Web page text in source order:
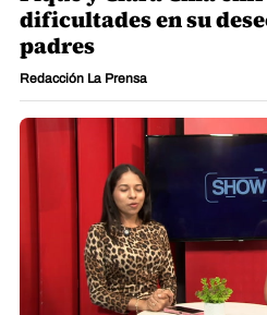
dificultades en su
padres
Redacción La Prensa